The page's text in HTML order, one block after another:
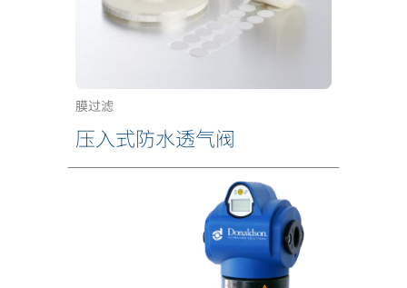
膜过滤
压入式防水透气阀